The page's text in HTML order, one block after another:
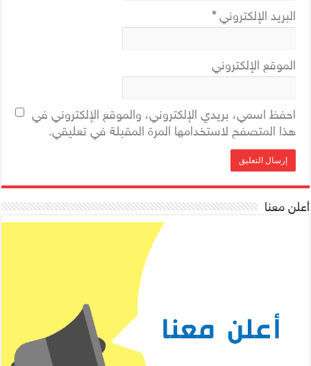
البريد الإلكتروني*
الموقع الإلكتروني
احفظ اسمي، بريدي الإلكتروني، والموقع الإلكتروني في
هذا المتصفح لاستخدامها المرة المقبلة في تعليقي.
أعلن معنا